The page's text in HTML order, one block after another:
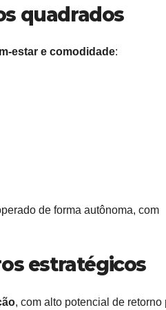
quadrados
estar e comodidade:
de forma autônoma, com
estratégicos
, com alto potencial de retorno